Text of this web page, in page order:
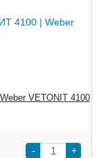
VETONIT 4100
- +